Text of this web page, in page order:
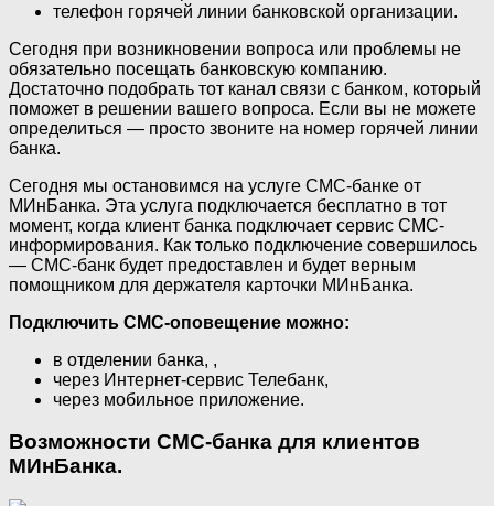
телефон горячей линии банковской организации.
Сегодня при возникновении вопроса или проблемы не
обязательно посещать банковскую компанию.
Достаточно подобрать тот канал связи с банком, который
поможет в решении вашего вопроса. Если вы не можете
определиться — просто звоните на номер горячей линии
банка.
Сегодня мы остановимся на услуге СМС-банке от
МИнБанка. Эта услуга подключается бесплатно в тот
момент, когда клиент банка подключает сервис СМС-
информирования. Как только подключение совершилось
— СМС-банк будет предоставлен и будет верным
помощником для держателя карточки МИнБанка.
Подключить СМС-оповещение можно:
в отделении банка, ,
через Интернет-сервис Телебанк,
через мобильное приложение.
Возможности СМС-банка для клиентов
МИнБанка.